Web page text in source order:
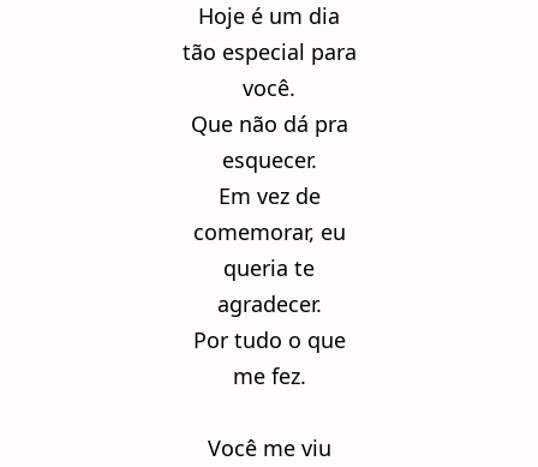
Hoje é um dia
tão especial para
você.
Que não dá pra
esquecer.
Em vez de
comemorar, eu
queria te
agradecer.
Por tudo o que
me fez.
Você me viu